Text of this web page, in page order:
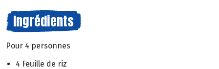
Ingrédients
Pour 4 personnes
4 Feuille de riz